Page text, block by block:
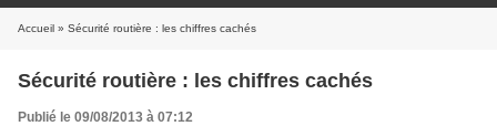
Accueil » Sécurité routière : les chiffres cachés
Sécurité routière : les chiffres cachés
Publié le 09/08/2013 à 07:12